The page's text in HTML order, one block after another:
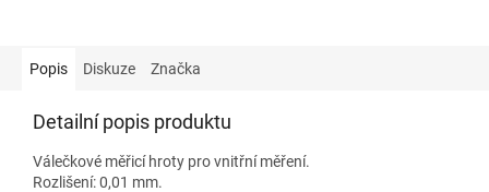
Popis Diskuze Značka
Detailní popis produktu
Válečkové měřicí hroty pro vnitřní měření.
Rozlišení: 0,01 mm.